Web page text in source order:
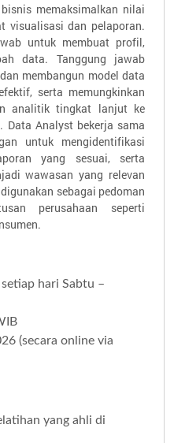
memaksimalkan nilai
visualisasi dan pelaporan.
untuk membuat profil,
data. Tanggung jawab
membangun model data
serta memungkinkan
analitik tingkat lanjut ke
Analyst bekerja sama
untuk mengidentifikasi
yang sesuai, serta
wawasan yang relevan
sebagai pedoman
perusahaan seperti
hari Sabtu –
(secara online via
yang ahli di